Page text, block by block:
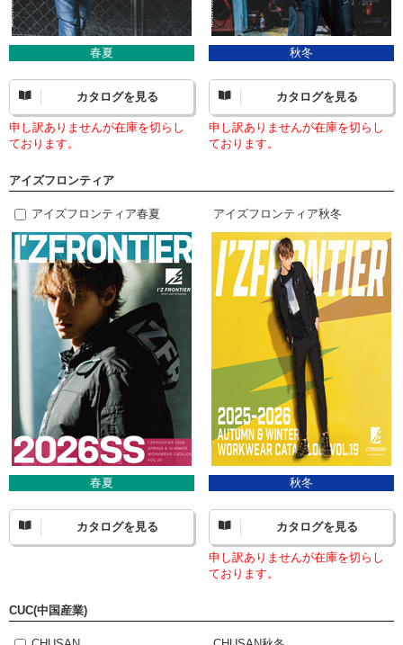
春夏
カタログを見る
申し訳ありませんが在庫を切らし
ております。
秋冬
カタログを見る
申し訳ありませんが在庫を切らし
ております。
アイズフロンティア
アイズフロンティア春夏
春夏
カタログを見る
アイズフロンティア秋冬
秋冬
カタログを見る
申し訳ありませんが在庫を切らし
ております。
CUC(中国産業)